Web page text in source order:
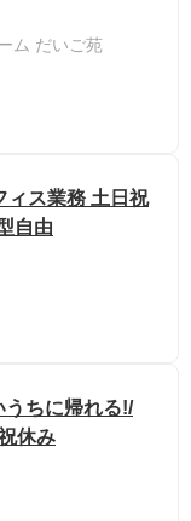
ム だいご苑
ィス業務 土日祝
自由
うちに帰れる!/
休み